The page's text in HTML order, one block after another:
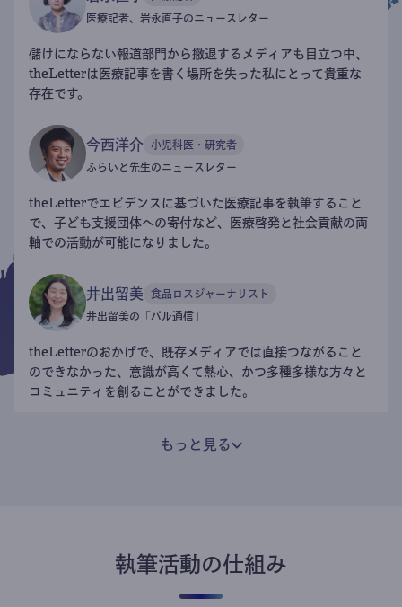
医療記者、岩永直子のニュースレター
儲けにならない報道部門から撤退するメディアも目立つ中、
theLetterは医療記事を書く場所を失った私にとって貴重な
存在です。
今西洋介 小児科医・研究者
ふらいと先生のニュースレター
theLetterでエビデンスに基づいた医療記事を執筆すること
で、子ども支援団体への寄付など、医療啓発と社会貢献の両
軸での活動が可能になりました。
井出留美 食品ロスジャーナリスト
井出留美の「パル通信」
theLetterのおかげで、既存メディアでは直接つながること
のできなかった、意識が高くて熱心、かつ多種多様な方々と
コミュニティを創ることができました。
もっと見る
執筆活動の仕組み